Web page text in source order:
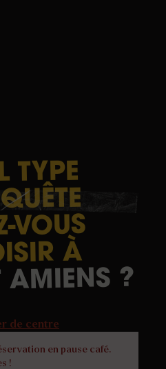
TYPE
VOUS
À
AMIENS ?
de centre
en pause café.
!